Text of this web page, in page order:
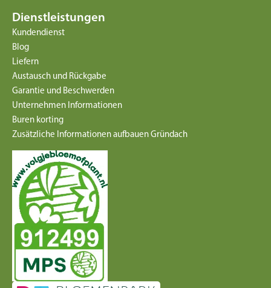
Dienstleistungen
Kundendienst
Blog
Liefern
Austausch und Rückgabe
Garantie und Beschwerden
Unternehmen Informationen
Buren korting
Zusätzliche Informationen aufbauen Gründach